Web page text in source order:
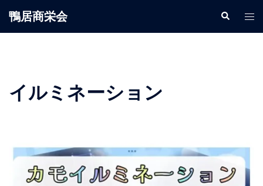
鴨居商栄会
イルミネーション